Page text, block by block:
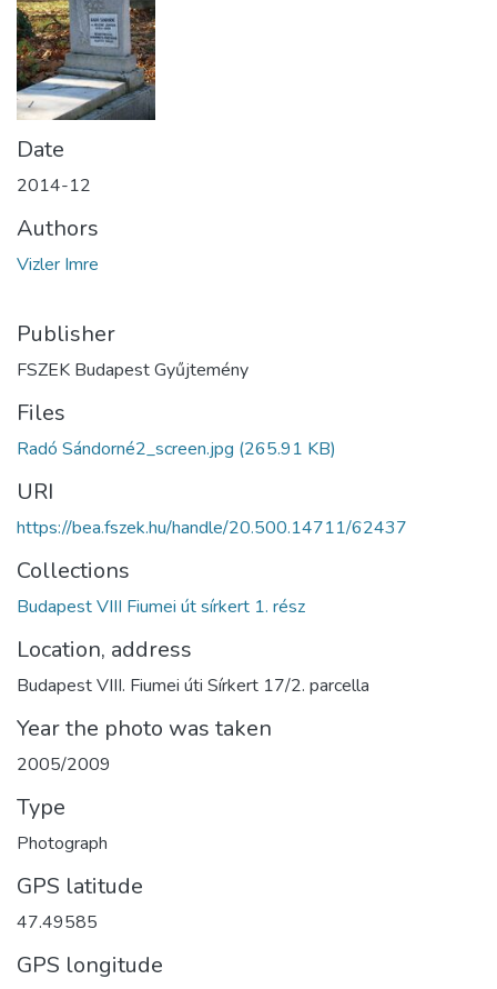
Date
2014-12
Authors
Vizler Imre
Publisher
FSZEK Budapest Gyűjtemény
Files
Radó Sándorné2_screen.jpg (265.91 KB)
URI
https://bea.fszek.hu/handle/20.500.14711/62437
Collections
Budapest VIII Fiumei út sírkert 1. rész
Location, address
Budapest VIII. Fiumei úti Sírkert 17/2. parcella
Year the photo was taken
2005/2009
Type
Photograph
GPS latitude
47.49585
GPS longitude